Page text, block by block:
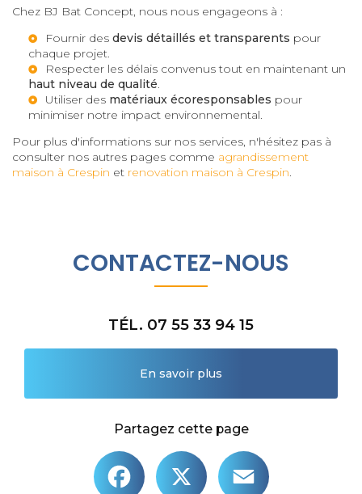
Chez BJ Bat Concept, nous nous engageons à :
Fournir des devis détaillés et transparents pour
chaque projet.
Respecter les délais convenus tout en maintenant un
haut niveau de qualité.
Utiliser des matériaux écoresponsables pour
minimiser notre impact environnemental.
Pour plus d'informations sur nos services, n'hésitez pas à
consulter nos autres pages comme agrandissement
maison à Crespin et renovation maison à Crespin.
CONTACTEZ-NOUS
TÉL. 07 55 33 94 15
En savoir plus
Partagez cette page
Facebook